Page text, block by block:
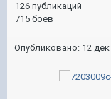
126 публикаций
715 боёв
Опубликовано: 12